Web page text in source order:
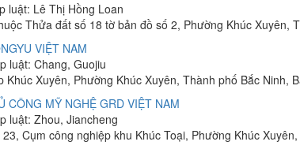
luật: Lê Thị Hồng Loan
Thửa đất số 18 tờ bản đồ số 2, Phường Khúc Xuyên,
VIỆT NAM
luật: Chang, Guojiu
Xuyên, Phường Khúc Xuyên, Thành phố Bắc Ninh,
CÔNG MỸ NGHỆ GRD VIỆT NAM
luật: Zhou, Jiancheng
Cụm công nghiệp khu Khúc Toại, Phường Khúc